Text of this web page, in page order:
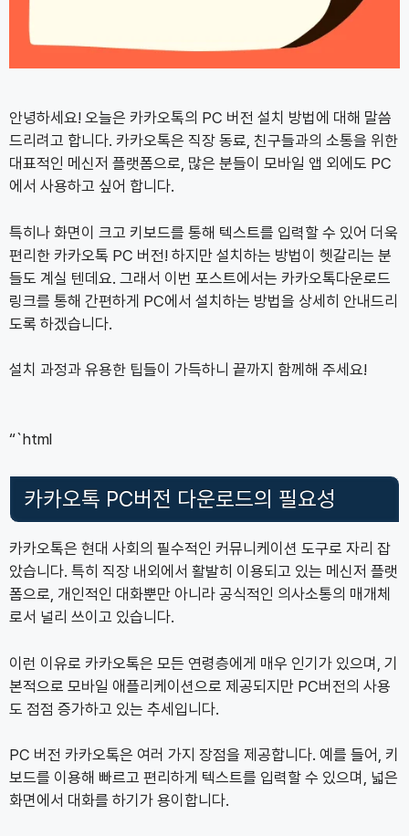
안녕하세요! 오늘은 카카오톡의 PC 버전 설치 방법에 대해 말씀
드리려고 합니다. 카카오톡은 직장 동료, 친구들과의 소통을 위한
대표적인 메신저 플랫폼으로, 많은 분들이 모바일 앱 외에도 PC
에서 사용하고 싶어 합니다.
특히나 화면이 크고 키보드를 통해 텍스트를 입력할 수 있어 더욱
편리한 카카오톡 PC 버전! 하지만 설치하는 방법이 헷갈리는 분
들도 계실 텐데요. 그래서 이번 포스트에서는 카카오톡다운로드
링크를 통해 간편하게 PC에서 설치하는 방법을 상세히 안내드리
도록 하겠습니다.
설치 과정과 유용한 팁들이 가득하니 끝까지 함께해 주세요!
“`html
카카오톡 PC버전 다운로드의 필요성
카카오톡은 현대 사회의 필수적인 커뮤니케이션 도구로 자리 잡
았습니다. 특히 직장 내외에서 활발히 이용되고 있는 메신저 플랫
폼으로, 개인적인 대화뿐만 아니라 공식적인 의사소통의 매개체
로서 널리 쓰이고 있습니다.
이런 이유로 카카오톡은 모든 연령층에게 매우 인기가 있으며, 기
본적으로 모바일 애플리케이션으로 제공되지만 PC버전의 사용
도 점점 증가하고 있는 추세입니다.
PC 버전 카카오톡은 여러 가지 장점을 제공합니다. 예를 들어, 키
보드를 이용해 빠르고 편리하게 텍스트를 입력할 수 있으며, 넓은
화면에서 대화를 하기가 용이합니다.